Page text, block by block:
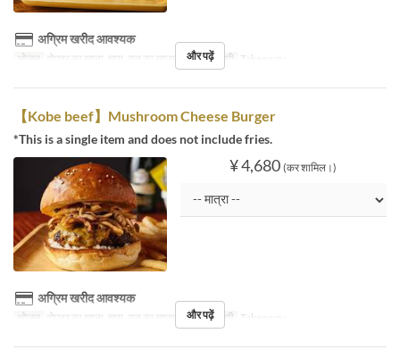
अग्रिम खरीद आवश्यक
भोजन दोपहर का खाना, चाय, रात का खाना सीट की श्रेणी Takeaway
और पढ़ें
【Kobe beef】Mushroom Cheese Burger
*This is a single item and does not include fries.
¥ 4,680 (कर शामिल।)
अग्रिम खरीद आवश्यक
भोजन दोपहर का खाना, चाय, रात का खाना सीट की श्रेणी Takeaway
और पढ़ें